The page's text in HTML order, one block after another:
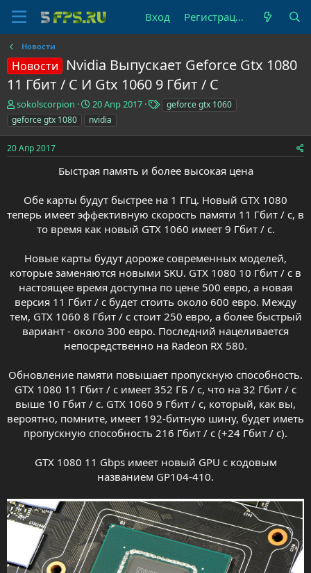
Вход Регистрация
Новости
Новости
Nvidia Выпускает Geforce Gtx 1080
11 Гбит / С И Gtx 1060 9 Гбит / С
А
в
т
р
sokolscorpion
Д
а
т
ч
л
а
20 Апр 2017
Тgeforce gtx 1060
geforce gtx 1080
nvidia
20 Апр 2017
Быстрая память и более высокая цена
Обе карты будут быстрее на 1 ГГц. Новый GTX 1080
теперь имеет эффективную скорость памяти 11 Гбит / с, в
то время как новый GTX 1060 имеет 9 Гбит / с.
Новые карты будут дороже современных моделей,
которые заменяются новыми SKU. GTX 1080 10 Гбит / с в
настоящее время доступна по цене 500 евро, а новая
версия 11 Гбит / с будет стоить около 600 евро. Между
тем, GTX 1060 8 Гбит / с стоит 250 евро, а более быстрый
вариант - около 300 евро. Последний нацеливается
непосредственно на Radeon RX 580.
Обновление памяти повышает пропускную способность.
GTX 1080 11 Гбит / с имеет 352 ГБ / с, что на 32 Гбит / с
выше 10 Гбит / с. GTX 1060 9 Гбит / с, который, как вы,
вероятно, помните, имеет 192-битную шину, будет иметь
пропускную способность 216 Гбит / с (+24 Гбит / с).
GTX 1080 11 Gbps имеет новый GPU с кодовым
названием GP104-410.